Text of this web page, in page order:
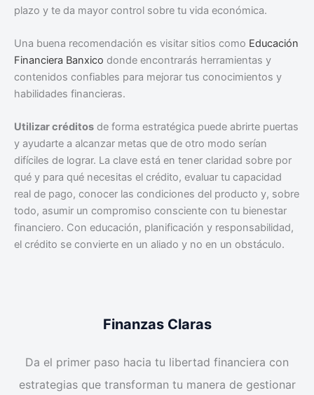
plazo y te da mayor control sobre tu vida económica.
Una buena recomendación es visitar sitios como Educación
Financiera Banxico donde encontrarás herramientas y
contenidos confiables para mejorar tus conocimientos y
habilidades financieras.
Utilizar créditos de forma estratégica puede abrirte puertas
y ayudarte a alcanzar metas que de otro modo serían
difíciles de lograr. La clave está en tener claridad sobre por
qué y para qué necesitas el crédito, evaluar tu capacidad
real de pago, conocer las condiciones del producto y, sobre
todo, asumir un compromiso consciente con tu bienestar
financiero. Con educación, planificación y responsabilidad,
el crédito se convierte en un aliado y no en un obstáculo.
Finanzas Claras
Da el primer paso hacia tu libertad financiera con
estrategias que transforman tu manera de gestionar